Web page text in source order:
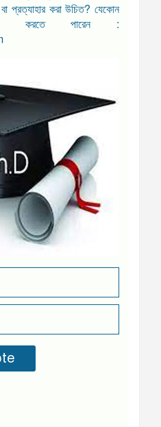
প্রত্যাহার করা উচিত? যেকোন
করতে পারেন :